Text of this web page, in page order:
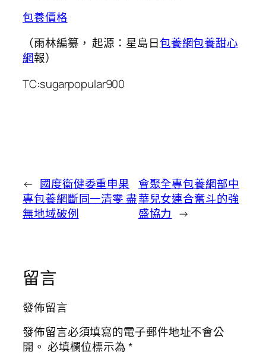
包養價格
（雨林編纂， 起源：星島日包養網包養甜心
網報）
TC:sugarpopular900
← 國度衞健委重申果
專包養網斷同一清零 盡
無地域破例
會聚全專包養網部中
華兒女連合奮斗的強
盛協力 →
留言
發佈留言
發佈留言必須填寫的電子郵件地址不會公
開。 必填欄位標示為*